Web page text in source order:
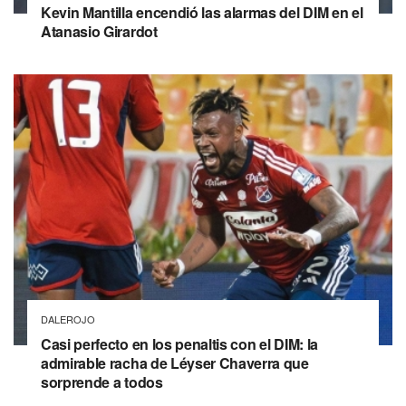
Kevin Mantilla encendió las alarmas del DIM en el
Atanasio Girardot
DALEROJO
Casi perfecto en los penaltis con el DIM: la
admirable racha de Léyser Chaverra que
sorprende a todos